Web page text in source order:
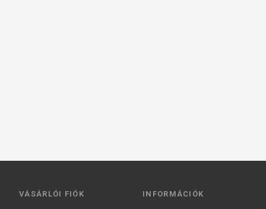
VÁSÁRLÓI FIÓK INFORMÁCIÓK